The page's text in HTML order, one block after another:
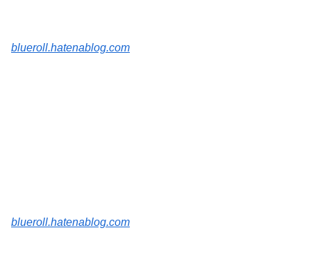
blueroll.hatenablog.com
blueroll.hatenablog.com